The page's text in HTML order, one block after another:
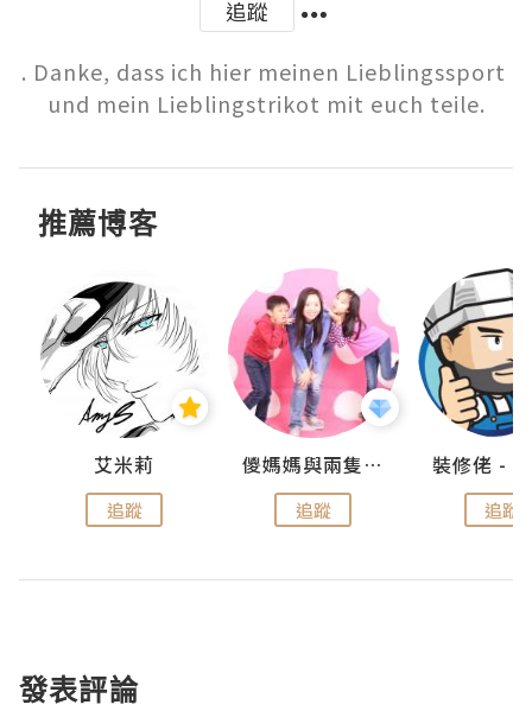
追蹤
. Danke, dass ich hier meinen Lieblingssport
und mein Lieblingstrikot mit euch teile.
推薦博客
艾米莉
追蹤
儍媽媽與兩隻小魔怪之家
追蹤 追蹤
發表評論